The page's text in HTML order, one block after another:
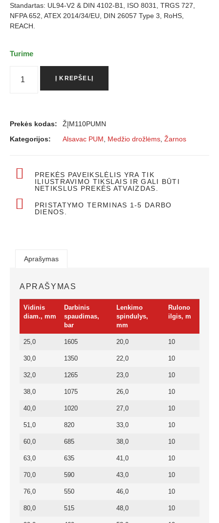
Standartas: UL94-V2 & DIN 4102-B1, ISO 8031, TRGS 727,
NFPA 652, ATEX 2014/34/EU, DIN 26057 Type 3, RoHS,
REACH.
Turime
Į KREPŠELĮ
Prekės kodas:
ŽĮM110PUMN
Kategorijos:
Alsavac PUM Medžio drožlėms Žarnos
PREKĖS PAVEIKSLĖLIS YRA TIK
ILIUSTRAVIMO TIKSLAIS IR GALI BŪTI
NETIKSLUS PREKĖS ATVAIZDAS.
PRISTATYMO TERMINAS 1-5 DARBO
DIENOS.
Aprašymas
APRAŠYMAS
Vidinis
diam., mm
Darbinis
spaudimas,
bar
Lenkimo
spindulys,
mm
Rulono
ilgis, m
25,0 1605 20,0 10
30,0 1350 22,0 10
32,0 1265 23,0 10
38,0 1075 26,0 10
40,0 1020 27,0 10
51,0 820 33,0 10
60,0 685 38,0 10
63,0 635 41,0 10
70,0 590 43,0 10
76,0 550 46,0 10
80,0 515 48,0 10